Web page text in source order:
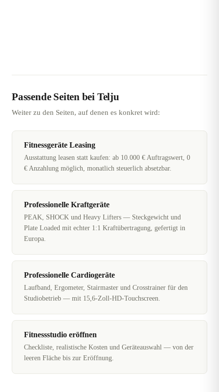
Passende Seiten bei Telju
Weiter zu den Seiten, auf denen es konkret wird:
Fitnessgeräte Leasing
Ausstattung leasen statt kaufen: ab 10.000 € Auftragswert, 0
€ Anzahlung möglich, monatlich steuerlich absetzbar.
Professionelle Kraftgeräte
PEAK, SHOCK und Heavy Lifters — Steckgewicht und
Plate Loaded mit echter 1:1 Kraftübertragung, gefertigt in
Europa.
Professionelle Cardiogeräte
Laufband, Ergometer, Stairmaster und Crosstrainer für den
Studiobetrieb — mit 15,6-Zoll-HD-Touchscreen.
Fitnessstudio eröffnen
Checkliste, realistische Kosten und Geräteauswahl — von der
leeren Fläche bis zur Eröffnung.